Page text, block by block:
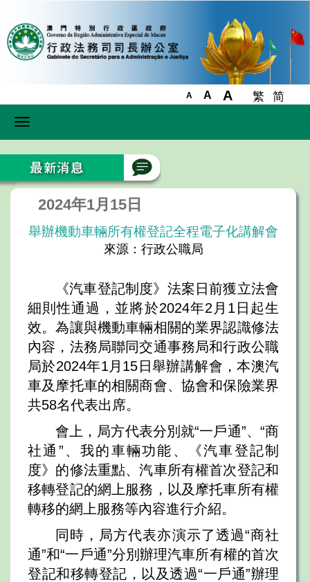
A A A 繁 简
Toggle
2024年1月15日
舉辦機動車輛所有權登記全程電子化講解會
來源：行政公職局
《汽車登記制度》法案日前獲立法會
細則性通過，並將於2024年2月1日起生
效。為讓與機動車輛相關的業界認識修法
內容，法務局聯同交通事務局和行政公職
局於2024年1月15日舉辦講解會，本澳汽
車及摩托車的相關商會、協會和保險業界
共58名代表出席。
會上，局方代表分別就“一戶通”、“商
社通”、我的車輛功能、《汽車登記制
度》的修法重點、汽車所有權首次登記和
移轉登記的網上服務，以及摩托車所有權
轉移的網上服務等內容進行介紹。
同時，局方代表亦演示了透過“商社
通”和“一戶通”分別辦理汽車所有權的首次
登記和移轉登記，以及透過“一戶通”辦理